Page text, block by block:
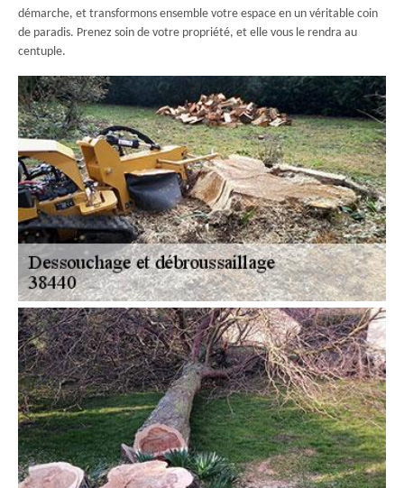
démarche, et transformons ensemble votre espace en un véritable coin
de paradis. Prenez soin de votre propriété, et elle vous le rendra au
centuple.